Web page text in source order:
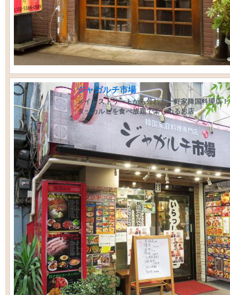
ジャガルチ市場
メインストリートから外れた一軒家韓国料理店
タッカルビを食べ放題で楽しめるお店